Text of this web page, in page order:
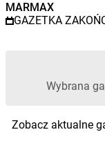
MARMAX
GAZETKA
Wybrana
Zobacz aktualne